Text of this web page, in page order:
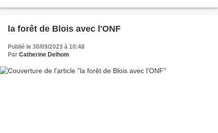
la forêt de Blois avec l'ONF
Publié le 30/09/2023 à 10:48
Par Catherine Delhom